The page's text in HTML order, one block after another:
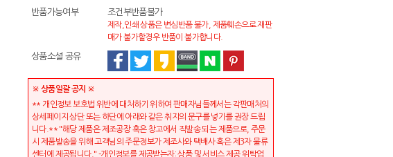
반품가능여부 조건부반품불가
제작,인쇄 상품은 변심반품 불가, 제품훼손으로 재판
매가 불가할경우 반품이 불가합니다.
상품소셜 공유
※ 상품일괄 공지 ※
** 개인정보 보호법 위반에 대처하기 위하여 판매자님들께서는 각판매처의
상세페이지 상단 또는 하단에 아래와 같은 취지의 문구를 넣기를 권장 드립
니다.** "해당 제품은 제조공장 혹은 창고에서 직발송 되는 제품으로, 주문
시 제품발송을 위해 고객님의 주문정보가 제조사와 택배사 혹은 제3자 물류
센터에 제공됩니다." -개인정보를 제공받는자: 상품 및 서비스 제공 위탁업